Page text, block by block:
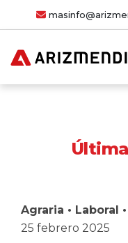
Agraria • Laboral •
25 febrero 2025